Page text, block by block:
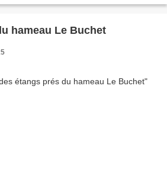
hameau Le Buchet